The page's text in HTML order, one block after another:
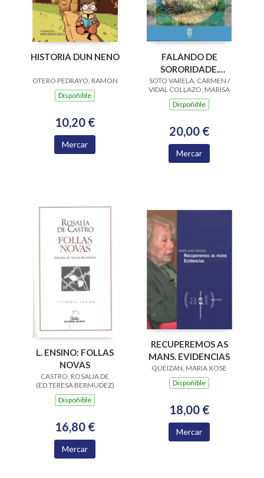
HISTORIA DUN NENO
OTERO PEDRAYO, RAMON
Dispoñible
10,20 €
Mercar
FALANDO DE
SORORIDADE.
ENCONTRO CON
PILAR WIRTZ
MOLEZUN
SOTO VARELA, CARMEN /
VIDAL COLLAZO, MARISA
Dispoñible
20,00 €
Mercar
L. ENSINO: FOLLAS
NOVAS
CASTRO, ROSALIA DE
(ED.TERESA BERMUDEZ)
Dispoñible
16,80 €
Mercar
RECUPEREMOS AS
MANS. EVIDENCIAS
QUEIZAN, MARIA XOSE
Dispoñible
18,00 €
Mercar